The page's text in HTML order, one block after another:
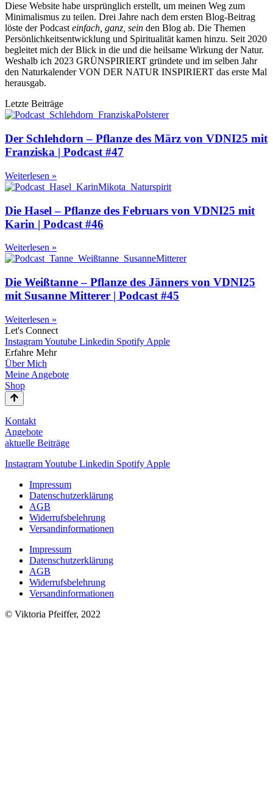
Diese Website habe ursprünglich erstellt, um meinen Weg zum
Minimalismus zu teilen. Drei Jahre nach dem ersten Blog-Beitrag
löste der Podcast einfach, ganz, sein den Blog ab. Die Themen
Persönlichkeitsentwicklung und Spiritualität kamen hinzu. Seit 2020
begleitet mich der Blick in die und die heilsame Wirkung der Natur.
Weshalb ich 2023 GRÜNSPIRIERT gründete und im selben Jahr
den Naturkalender VON DER NATUR INSPIRIERT das erste Mal
herausgab.
Letzte Beiträge
Der Schlehdorn – Pflanze des März von VDNI25 mit
Franziska | Podcast #47
Weiterlesen »
Die Hasel – Pflanze des Februars von VDNI25 mit
Karin | Podcast #46
Weiterlesen »
Die Weißtanne – Pflanze des Jänners von VDNI25
mit Susanne Mitterer | Podcast #45
Weiterlesen »
Let's Connect
InstagramYoutube Linkedin Spotify Apple
Erfahre Mehr
Über Mich
Meine Angebote
Shop
Kontakt
Angebote
aktuelle Beiträge
InstagramYoutube Linkedin Spotify Apple
Impressum
Datenschutzerklärung
AGB
Widerrufsbelehrung
Versandinformationen
Impressum
Datenschutzerklärung
AGB
Widerrufsbelehrung
Versandinformationen
© Viktoria Pfeiffer, 2022